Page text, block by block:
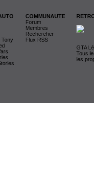
Tony
COMMUNAUTE
Forum
Membres
Rechercher
Flux RSS
GTA
Tous
les